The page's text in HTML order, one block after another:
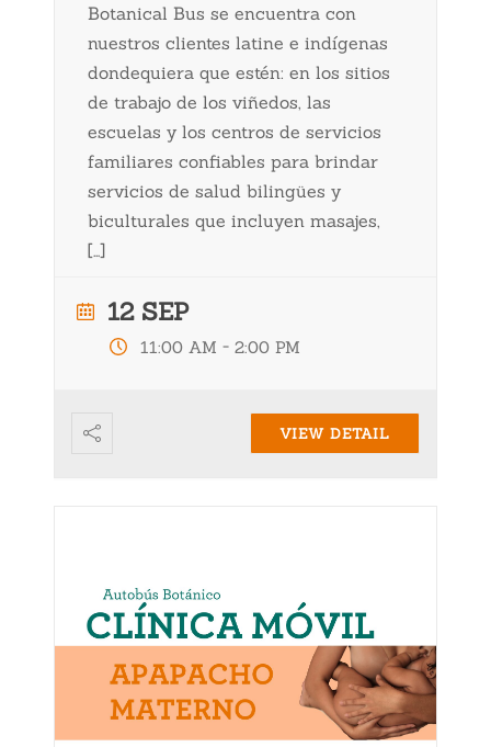
Botanical Bus se encuentra con
nuestros clientes latine e indígenas
dondequiera que estén: en los sitios
de trabajo de los viñedos, las
escuelas y los centros de servicios
familiares confiables para brindar
servicios de salud bilingües y
biculturales que incluyen masajes,
[…]
12 SEP
11:00 AM - 2:00 PM
VIEW DETAIL